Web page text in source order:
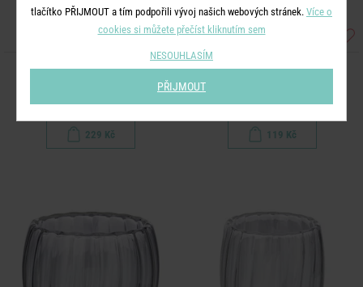
229 Kč 119 Kč
tlačítko PŘIJMOUT a tím podpořili vývoj našich webových stránek. Více o
cookies si můžete přečíst kliknutím sem
NESOUHLASÍM
PŘIJMOUT